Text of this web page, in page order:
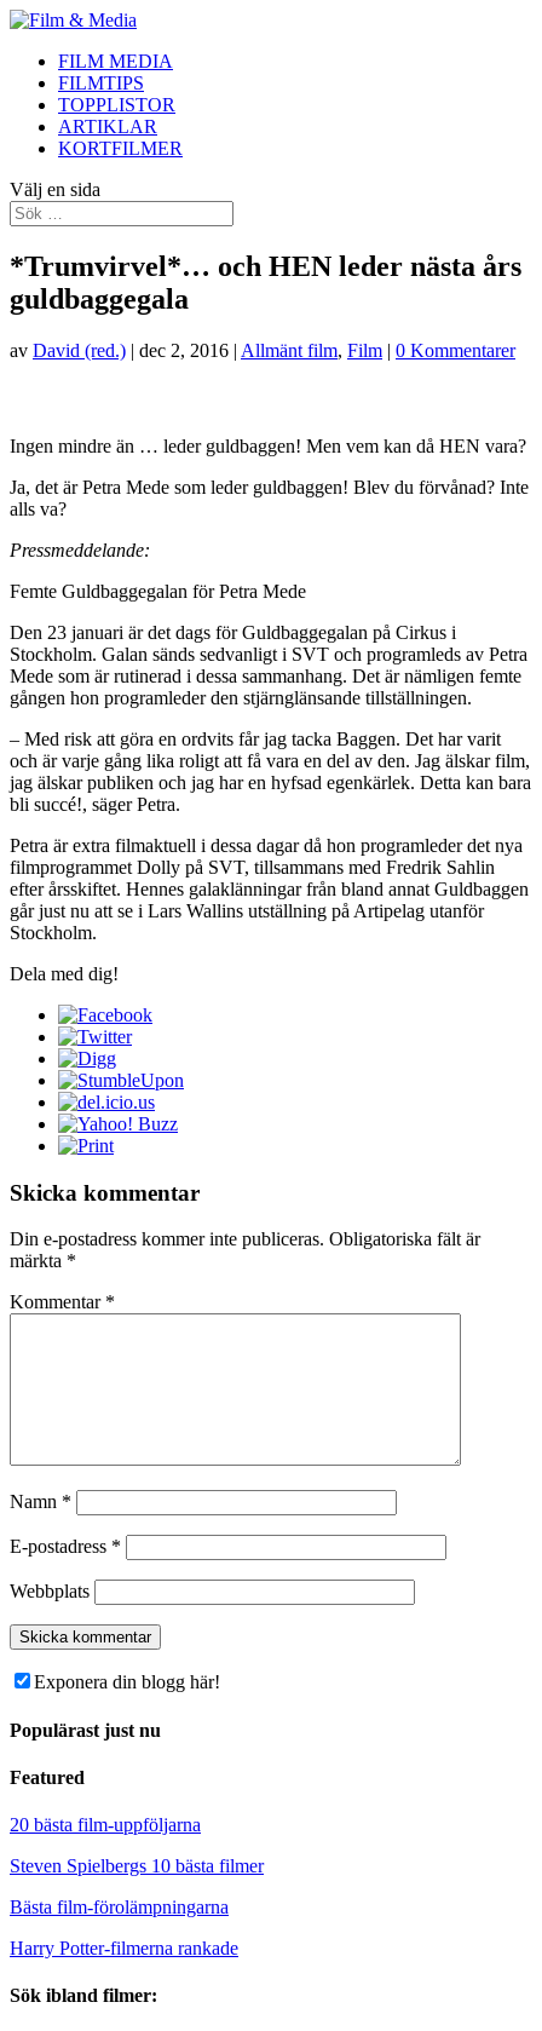
FILM MEDIA
FILMTIPS
TOPPLISTOR
ARTIKLAR
KORTFILMER
Välj en sida
*Trumvirvel*… och HEN leder nästa års
guldbaggegala
av David (red.) | dec 2, 2016 | Allmänt film, Film | 0 Kommentarer
Ingen mindre än … leder guldbaggen! Men vem kan då HEN vara?
Ja, det är Petra Mede som leder guldbaggen! Blev du förvånad? Inte
alls va?
Pressmeddelande:
Femte Guldbaggegalan för Petra Mede
Den 23 januari är det dags för Guldbaggegalan på Cirkus i
Stockholm. Galan sänds sedvanligt i SVT och programleds av Petra
Mede som är rutinerad i dessa sammanhang. Det är nämligen femte
gången hon programleder den stjärnglänsande tillställningen.
– Med risk att göra en ordvits får jag tacka Baggen. Det har varit
och är varje gång lika roligt att få vara en del av den. Jag älskar film,
jag älskar publiken och jag har en hyfsad egenkärlek. Detta kan bara
bli succé!, säger Petra.
Petra är extra filmaktuell i dessa dagar då hon programleder det nya
filmprogrammet Dolly på SVT, tillsammans med Fredrik Sahlin
efter årsskiftet. Hennes galaklänningar från bland annat Guldbaggen
går just nu att se i Lars Wallins utställning på Artipelag utanför
Stockholm.
Dela med dig!
Skicka kommentar
Din e-postadress kommer inte publiceras. Obligatoriska fält är
märkta *
Kommentar *
Namn *
E-postadress *
Webbplats
Exponera din blogg här!
Populärast just nu
Featured
20 bästa film-uppföljarna
Steven Spielbergs 10 bästa filmer
Bästa film-förolämpningarna
Harry Potter-filmerna rankade
Sök ibland filmer: